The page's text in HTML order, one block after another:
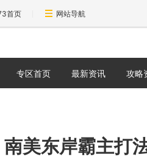
首页 网站导航
专区首页 最新资讯 攻略
美东岸霸主打